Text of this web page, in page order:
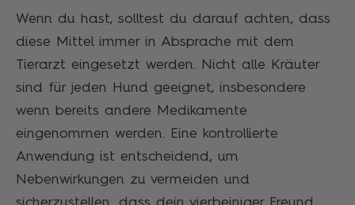
Wenn du hast, solltest du darauf achten, dass
diese Mittel immer in Absprache mit dem
Tierarzt eingesetzt werden. Nicht alle Kräuter
sind für jeden Hund geeignet, insbesondere
wenn bereits andere Medikamente
eingenommen werden. Eine kontrollierte
Anwendung ist entscheidend, um
Nebenwirkungen zu vermeiden und